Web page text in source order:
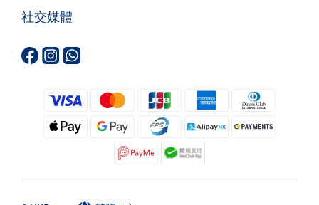
社交媒體